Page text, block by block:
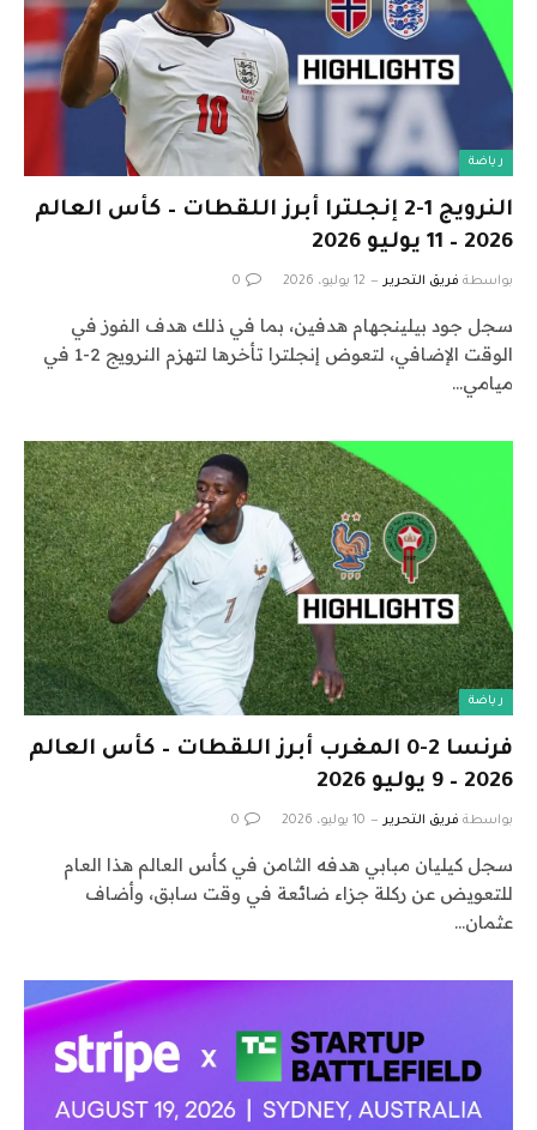
رياضة
النرويج 1-2 إنجلترا أبرز اللقطات – كأس العالم
2026 – 11 يوليو 2026
بواسطة فريق التحرير 12 يوليو، 2026 0
سجل جود بيلينجهام هدفين، بما في ذلك هدف الفوز في
الوقت الإضافي، لتعوض إنجلترا تأخرها لتهزم النرويج 2-1 في
ميامي…
رياضة
فرنسا 2-0 المغرب أبرز اللقطات – كأس العالم
2026 – 9 يوليو 2026
بواسطة فريق التحرير 10 يوليو، 2026 0
سجل كيليان مبابي هدفه الثامن في كأس العالم هذا العام
للتعويض عن ركلة جزاء ضائعة في وقت سابق، وأضاف
عثمان…